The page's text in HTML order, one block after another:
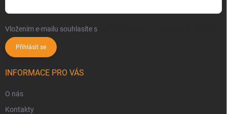
Vložením e-mailu souhlasíte s
Přihlásit se
INFORMACE PRO VÁS
O nás
Kontakty